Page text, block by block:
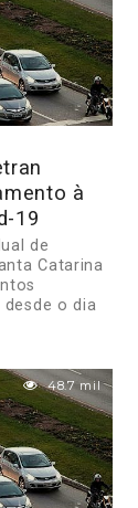
à
19
de
Catarina
desde o dia
48.7 mil